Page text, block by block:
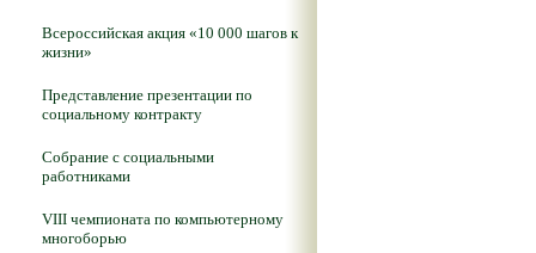
Всероссийская акция «10 000 шагов к
жизни»
Представление презентации по
социальному контракту
Собрание с социальными
работниками
VIII чемпионата по компьютерному
многоборью